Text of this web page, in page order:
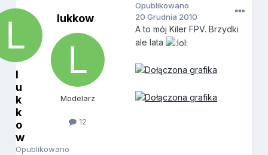
l
u
k
k
o
w
Opublikowano
lukkow
Modelarz
12
Opublikowano
20 Grudnia 2010
A to mój Kiler FPV. Brzydki
ale lata